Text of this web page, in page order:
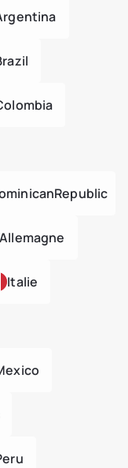
Allemagne
Italie